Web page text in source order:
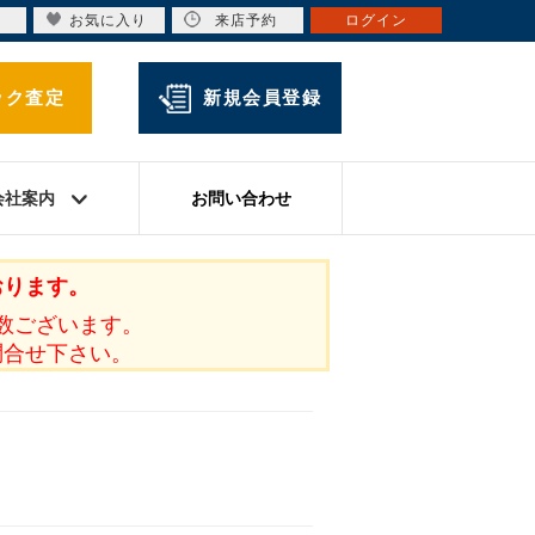
査定 新規会員登録
社案内 お問い合わせ
ます。
ざいます。
せ下さい。
お気に入り 来店予約 ログイン